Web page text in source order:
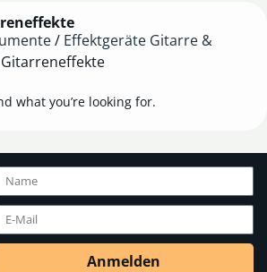
/ Effektgeräte Gitarre &
what you’re looking for.
Anmelden